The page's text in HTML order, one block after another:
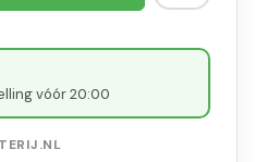
vóór 20:00